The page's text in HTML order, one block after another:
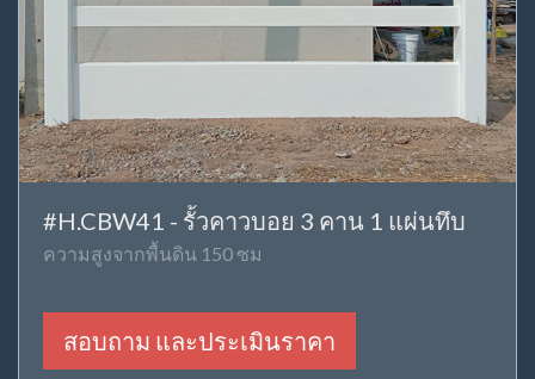
#H.CBW41 - รั้วคาวบอย 3 คาน 1 แผ่นทึบ
ความสูงจากพื้นดิน 150 ซม
สอบถาม และประเมินราคา